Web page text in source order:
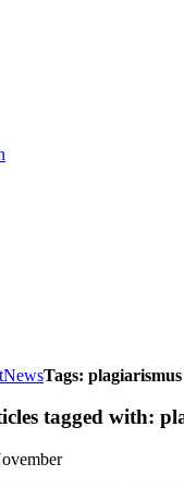
NewsTags: plagiarismus
tagged with: